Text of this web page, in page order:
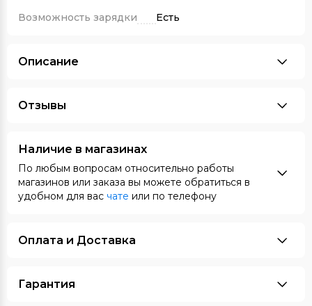
Возможность зарядки
Есть
Описание
Отзывы
Наличие в магазинах
По любым вопросам относительно работы
магазинов или заказа вы можете обратиться в
удобном для вас чате или по телефону
Оплата и Доставка
Гарантия